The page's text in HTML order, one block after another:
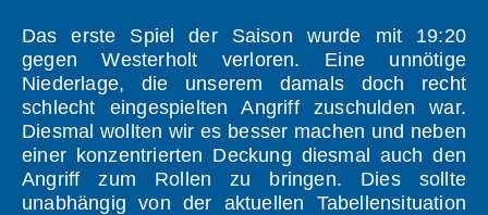
Das erste Spiel der Saison wurde mit 19:20
gegen Westerholt verloren. Eine unnötige
Niederlage, die unserem damals doch recht
schlecht eingespielten Angriff zuschulden war.
Diesmal wollten wir es besser machen und neben
einer konzentrierten Deckung diesmal auch den
Angriff zum Rollen zu bringen. Dies sollte
unabhängig von der aktuellen Tabellensituation